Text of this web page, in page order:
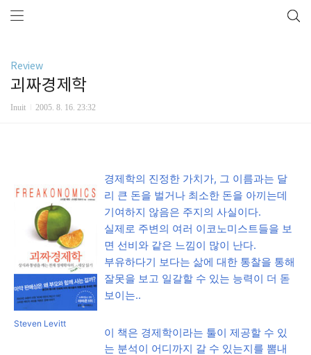
Review
괴짜경제학
Inuit 2005. 8. 16. 23:32
Steven Levitt
경제학의 진정한 가치가, 그 이름과는 달
리 큰 돈을 벌거나 최소한 돈을 아끼는데
기여하지 않음은 주지의 사실이다.
실제로 주변의 여러 이코노미스트들을 보
면 선비와 같은 느낌이 많이 난다.
부유하다기 보다는 삶에 대한 통찰을 통해
잘못을 보고 일갈할 수 있는 능력이 더 돋
보이는..
이 책은 경제학이라는 툴이 제공할 수 있
는 분석이 어디까지 갈 수 있는지를 뽐내